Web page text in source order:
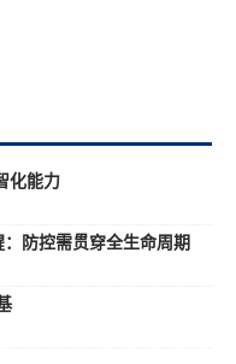
化能力
防控需贯穿全生命周期